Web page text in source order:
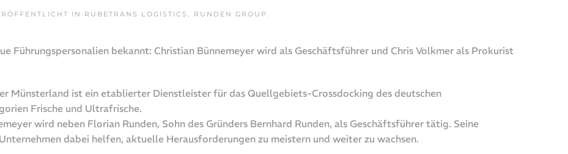
IN RUBETRANS LOGISTICS , RUNDEN GROUP .
Führungspersonalien bekannt: Christian Bünnemeyer wird als Geschäftsführer und Chris Volkmer als Prokurist
Münsterland ist ein etablierter Dienstleister für das Quellgebiets-Crossdocking des deutschen
Frische und Ultrafrische.
wird neben Florian Runden, Sohn des Gründers Bernhard Runden, als Geschäftsführer tätig. Seine
dabei helfen, aktuelle Herausforderungen zu meistern und weiter zu wachsen.